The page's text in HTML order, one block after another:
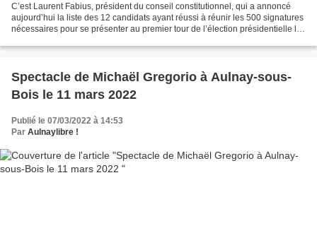
C’est Laurent Fabius, président du conseil constitutionnel, qui a annoncé
aujourd’hui la liste des 12 candidats ayant réussi à réunir les 500 signatures
nécessaires pour se présenter au premier tour de l’élection présidentielle le
Spectacle de Michaël Gregorio à Aulnay-sous-
Bois le 11 mars 2022
Publié le 07/03/2022 à 14:53
Par Aulnaylibre !